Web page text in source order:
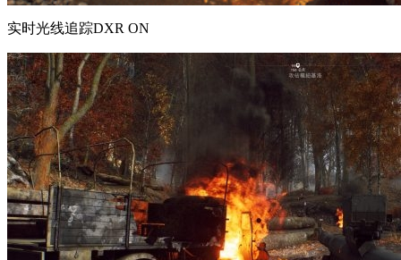
实时光线追踪DXR ON